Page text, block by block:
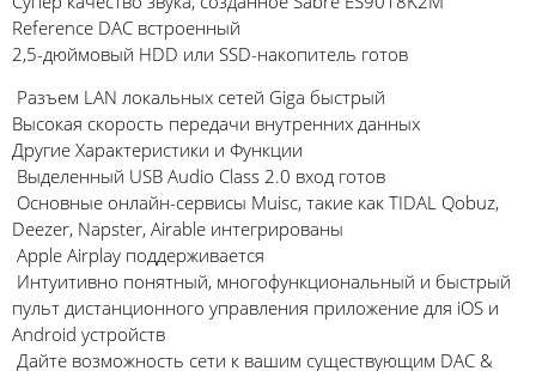
Reference DAC встроенный
2,5-дюймовый HDD или SSD-накопитель готов
Разъем LAN локальных сетей Giga быстрый
Высокая скорость передачи внутренних данных
Другие Характеристики и Функции
Выделенный USB Audio Class 2.0 вход готов
Основные онлайн-сервисы Muisc, такие как TIDAL Qobuz,
Deezer, Napster, Airable интегрированы
Apple Airplay поддерживается
Интуитивно понятный, многофункциональный и быстрый
пульт дистанционного управления приложение для iOS и
Android устройств
Дайте возможность сети к вашим существующим DAC &